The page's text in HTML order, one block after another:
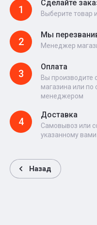
1
Сделайте
Выберите товар
2
Мы
Менеджер
3
Оплата
Вы производите
магазина или по
менеджером
4
Доставка
Самовывоз или
указанному
Назад